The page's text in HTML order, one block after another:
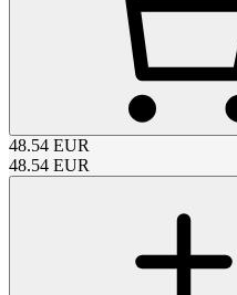
48.54 EUR
48.54 EUR